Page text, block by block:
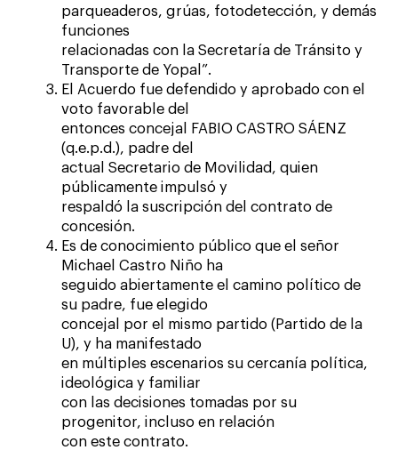
parqueaderos, grúas, fotodetección, y demás
funciones
relacionadas con la Secretaría de Tránsito y
Transporte de Yopal”.
El Acuerdo fue defendido y aprobado con el
voto favorable del
entonces concejal FABIO CASTRO SÁENZ
(q.e.p.d.), padre del
actual Secretario de Movilidad, quien
públicamente impulsó y
respaldó la suscripción del contrato de
concesión.
Es de conocimiento público que el señor
Michael Castro Niño ha
seguido abiertamente el camino político de
su padre, fue elegido
concejal por el mismo partido (Partido de la
U), y ha manifestado
en múltiples escenarios su cercanía política,
ideológica y familiar
con las decisiones tomadas por su
progenitor, incluso en relación
con este contrato.